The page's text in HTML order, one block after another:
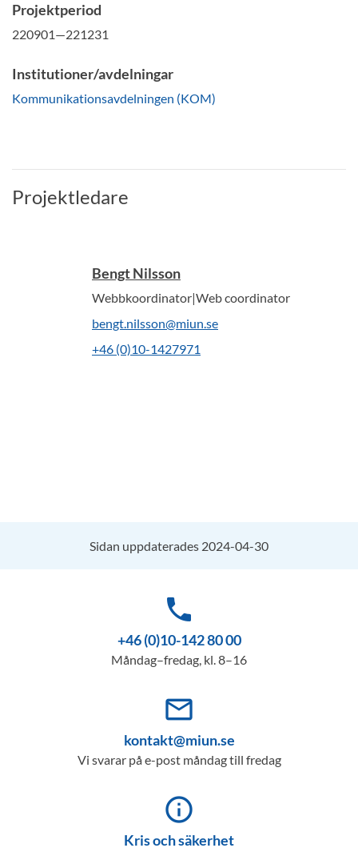
Projektperiod
220901—221231
Institutioner/avdelningar
Kommunikationsavdelningen (KOM)
Projektledare
Bengt Nilsson
Webbkoordinator|Web coordinator
bengt.nilsson@miun.se
+46 (0)10-1427971
Sidan uppdaterades 2024-04-30
phone
+46 (0)10-142 80 00
Måndag–fredag, kl. 8–16
mail_outline
kontakt@miun.se
Vi svarar på e-post måndag till fredag
info_outline
Kris och säkerhet